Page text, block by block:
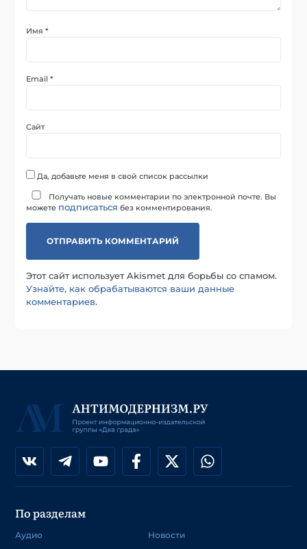
Имя*
Email*
Сайт
Да, добавьте меня в свой список рассылки
Получать новые комментарии по электронной почте. Вы
можете подписаться без комментирования.
Этот сайт использует Akismet для борьбы со спамом.
Узнайте, как обрабатываются ваши данные
комментариев.
По разделам
Аудио
Новости